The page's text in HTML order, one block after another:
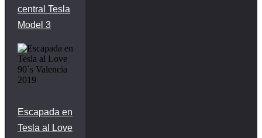
central Tesla
Model 3
Escapada en
Tesla al Love